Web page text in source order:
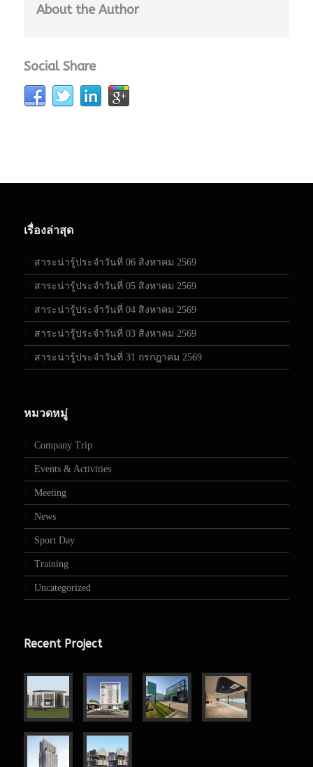
About the Author
Social Share
เรื่องล่าสุด
สาระน่ารู้ประจำวันที่ 06 สิงหาคม 2569
สาระน่ารู้ประจำวันที่ 05 สิงหาคม 2569
สาระน่ารู้ประจำวันที่ 04 สิงหาคม 2569
สาระน่ารู้ประจำวันที่ 03 สิงหาคม 2569
สาระน่ารู้ประจำวันที่ 31 กรกฎาคม 2569
หมวดหมู่
Company Trip
Events & Activities
Meeting
News
Sport Day
Training
Uncategorized
Recent Project